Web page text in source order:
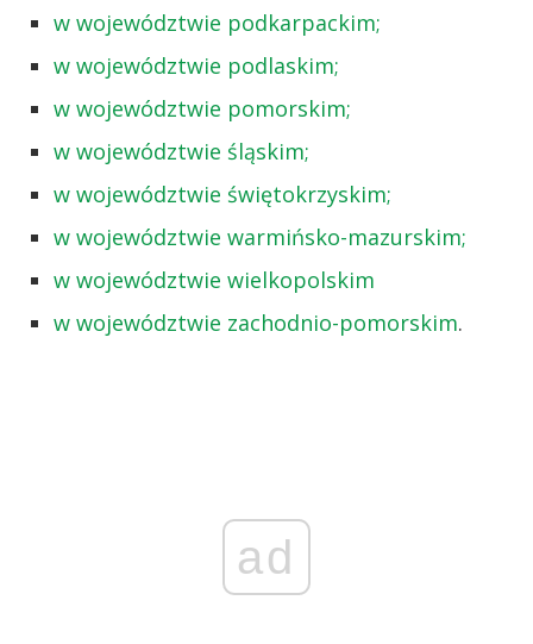
w województwie podkarpackim;
w województwie podlaskim;
w województwie pomorskim;
w województwie śląskim;
w województwie świętokrzyskim;
w województwie warmińsko-mazurskim;
w województwie wielkopolskim
w województwie zachodnio-pomorskim.
ad